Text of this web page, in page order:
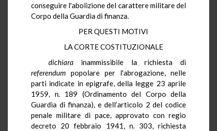
conseguire l'abolizione del carattere militare del
Corpo della Guardia di finanza.
PER QUESTI MOTIVI
LA CORTE COSTITUZIONALE
dichiara inammissibile la richiesta di
referendum popolare per l'abrogazione, nelle
parti indicate in epigrafe, della legge 23 aprile
1959, n. 189 (Ordinamento del Corpo della
Guardia di finanza), e dell’articolo 2 del codice
penale militare di pace, approvato con regio
decreto 20 febbraio 1941, n. 303, richiesta